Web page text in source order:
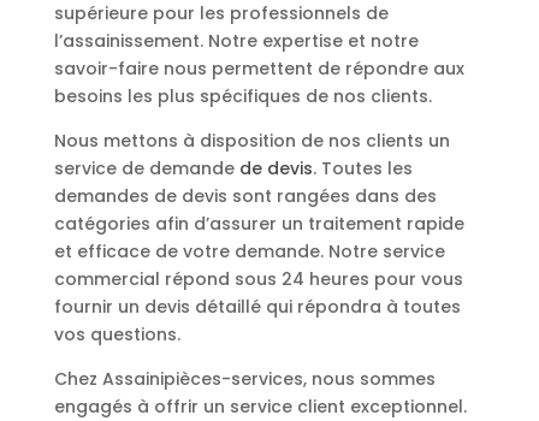
supérieure pour les professionnels de
l’assainissement. Notre expertise et notre
savoir-faire nous permettent de répondre aux
besoins les plus spécifiques de nos clients.
Nous mettons à disposition de nos clients un
service de demande de devis. Toutes les
demandes de devis sont rangées dans des
catégories afin d’assurer un traitement rapide
et efficace de votre demande. Notre service
commercial répond sous 24 heures pour vous
fournir un devis détaillé qui répondra à toutes
vos questions.
Chez Assainipièces-services, nous sommes
engagés à offrir un service client exceptionnel.